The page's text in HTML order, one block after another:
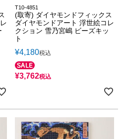
T10-4851
(取寄) ダイヤモンドフィックス
ダイヤモンドアート 浮世絵コレ
クション 雪乃宮嶋 ビーズキッ
ト
¥4,180税込
¥3,762税込